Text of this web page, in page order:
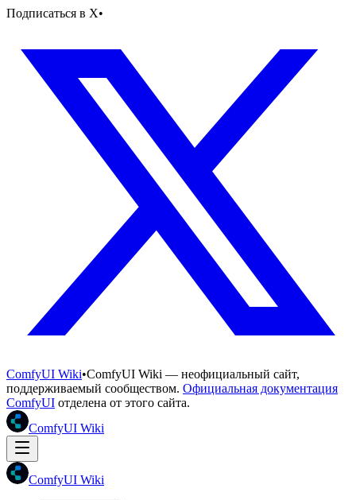
Подписаться в X•
ComfyUI Wiki•ComfyUI Wiki — неофициальный сайт,
поддерживаемый сообществом. Официальная документация
ComfyUI отделена от этого сайта.
ComfyUI Wiki
ComfyUI Wiki